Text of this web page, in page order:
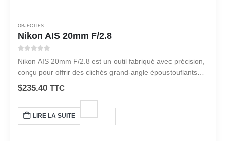
OBJECTIFS
Nikon AIS 20mm F/2.8
Nikon AIS 20mm F/2.8 est un outil fabriqué avec précision,
conçu pour offrir des clichés grand-angle époustouflants
avec une netteté parfaite.
$235.40 TTC
LIRE LA SUITE